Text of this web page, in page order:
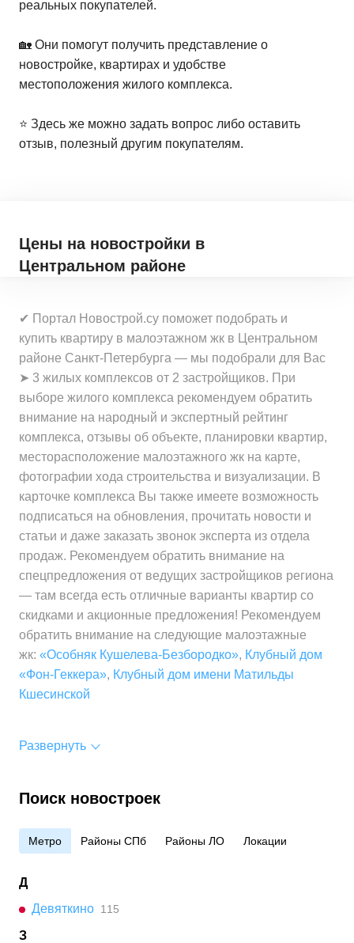
реальных покупателей.
🏡 Они помогут получить представление о
новостройке, квартирах и удобстве
местоположения жилого комплекса.
⭐️ Здесь же можно задать вопрос либо оставить
отзыв, полезный другим покупателям.
Цены на новостройки в
Центральном районе
✔ Портал Новострой.су поможет подобрать и
купить квартиру в малоэтажном жк в Центральном
районе Санкт-Петербурга — мы подобрали для Вас
➤ 3 жилых комплексов от 2 застройщиков. При
выборе жилого комплекса рекомендуем обратить
внимание на народный и экспертный рейтинг
комплекса, отзывы об объекте, планировки квартир,
месторасположение малоэтажного жк на карте,
фотографии хода строительства и визуализации. В
карточке комплекса Вы также имеете возможность
подписаться на обновления, прочитать новости и
статьи и даже заказать звонок эксперта из отдела
продаж. Рекомендуем обратить внимание на
спецпредложения от ведущих застройщиков региона
— там всегда есть отличные варианты квартир со
скидками и акционные предложения! Рекомендуем
обратить внимание на следующие малоэтажные
жк: «Особняк Кушелева-Безбородко», Клубный дом
«Фон-Геккера», Клубный дом имени Матильды
Кшесинской
Развернуть
Поиск новостроек
Метро Районы СПб Районы ЛО Локации
Д
Девяткино 115
З